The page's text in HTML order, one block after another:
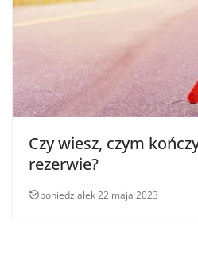
Czy wiesz, czym
rezerwie?
poniedziałek 22 maja 2023